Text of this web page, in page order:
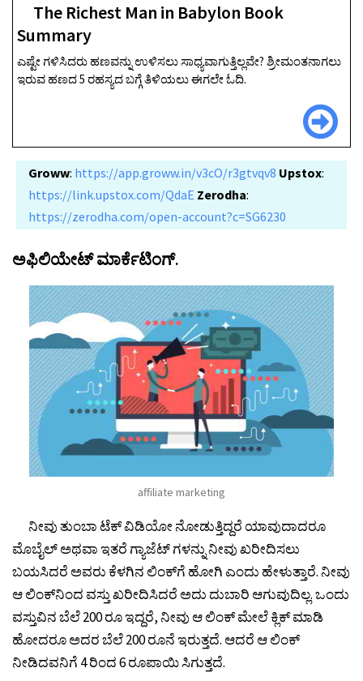
The Richest Man in Babylon Book
Summary
ಎಷ್ಟೇ ಗಳಿಸಿದರು ಹಣವನ್ನು ಉಳಿಸಲು ಸಾಧ್ಯವಾಗುತ್ತಿಲ್ಲವೇ? ಶ್ರೀಮಂತನಾಗಲು
ಇರುವ ಹಣದ 5 ರಹಸ್ಯದ ಬಗ್ಗೆ ತಿಳಿಯಲು ಈಗಲೇ ಓದಿ.
Groww: https://app.groww.in/v3cO/r3gtvqv8 Upstox:
https://link.upstox.com/QdaE Zerodha:
https://zerodha.com/open-account?c=SG6230
ಅಫಿಲಿಯೇಟ್ ಮಾರ್ಕೆಟಿಂಗ್.
affiliate marketing
ನೀವು ತುಂಬಾ ಟೆಕ್ ವಿಡಿಯೋ ನೋಡುತ್ತಿದ್ದರೆ ಯಾವುದಾದರೂ
ಮೊಬೈಲ್ ಅಥವಾ ಇತರೆ ಗ್ಯಾಜೆಟ್ ಗಳನ್ನು ನೀವು ಖರೀದಿಸಲು
ಬಯಸಿದರೆ ಅವರು ಕೆಳಗಿನ ಲಿಂಕ್‌ಗೆ ಹೋಗಿ ಎಂದು ಹೇಳುತ್ತಾರೆ. ನೀವು
ಆ ಲಿಂಕ್‌ನಿಂದ ವಸ್ತು ಖರೀದಿಸಿದರೆ ಅದು ದುಬಾರಿ ಆಗುವುದಿಲ್ಲ. ಒಂದು
ವಸ್ತುವಿನ ಬೆಲೆ 200 ರೂ ಇದ್ದರೆ, ನೀವು ಆ ಲಿಂಕ್ ಮೇಲೆ ಕ್ಲಿಕ್ ಮಾಡಿ
ಹೋದರೂ ಅದರ ಬೆಲೆ 200 ರೂನೆ ಇರುತ್ತದೆ. ಆದರೆ ಆ ಲಿಂಕ್
ನೀಡಿದವನಿಗೆ 4 ರಿಂದ 6 ರೂಪಾಯಿ ಸಿಗುತ್ತದೆ.